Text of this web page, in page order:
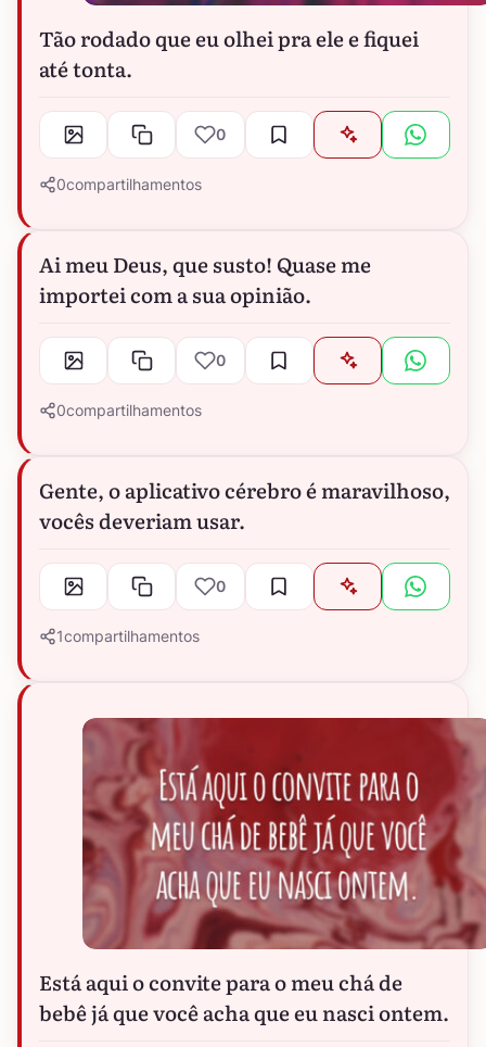
Tão rodado que eu olhei pra ele e fiquei
até tonta.
0
0compartilhamentos
Ai meu Deus, que susto! Quase me
importei com a sua opinião.
0
0compartilhamentos
Gente, o aplicativo cérebro é maravilhoso,
vocês deveriam usar.
0
1compartilhamentos
Está aqui o convite para o meu chá de
bebê já que você acha que eu nasci ontem.